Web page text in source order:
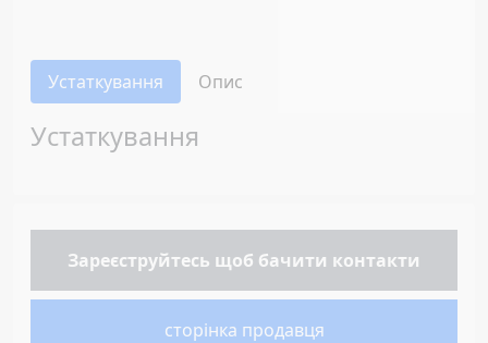
Устаткування Опис
Устаткування
Зареєструйтесь щоб бачити контакти
сторінка продавця